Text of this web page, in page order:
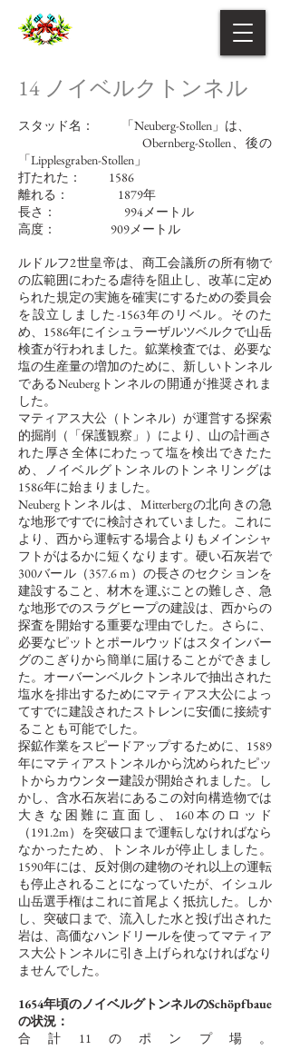
14 ノイベルクトンネル
スタッド名：
「Neuberg-Stollen」は、
Obernberg-Stollen、後の
「Lipplesgraben-Stollen」
打たれた：
1586
離れる：
1879年
長さ：
994メートル
高度：
909メートル
ルドルフ2世皇帝は、商工会議所の所有物で
の広範囲にわたる虐待を阻止し、改革に定め
られた規定の実施を確実にするための委員会
を設立しました-1563年のリベル。そのた
め、1586年にイシュラーザルツベルクで山岳
検査が行われました。鉱業検査では、必要な
塩の生産量の増加のために、新しいトンネル
であるNeubergトンネルの開通が推奨されま
した。
マティアス大公（トンネル）が運営する探索
的掘削（「保護観察」）により、山の計画さ
れた厚さ全体にわたって塩を検出できたた
め、ノイベルグトンネルのトンネリングは
1586年に始まりました。
Neubergトンネルは、Mitterbergの北向きの急
な地形ですでに検討されていました。これに
より、西から運転する場合よりもメインシャ
フトがはるかに短くなります。硬い石灰岩で
300バール（357.6 m）の長さのセクションを
建設すること、材木を運ぶことの難しさ、急
な地形でのスラグヒープの建設は、西からの
探査を開始する重要な理由でした。さらに、
必要なピットとポールウッドはスタインバー
グのこぎりから簡単に届けることができまし
た。オーバーンベルクトンネルで抽出された
塩水を排出するためにマティアス大公によっ
てすでに建設されたストレンに安価に接続す
ることも可能でした。
探鉱作業をスピードアップするために、1589
年にマティアストンネルから沈められたピッ
トからカウンター建設が開始されました。し
かし、含水石灰岩にあるこの対向構造物では
大きな困難に直面し、160本のロッド
（191.2m）を突破口まで運転しなければなら
なかったため、トンネルが停止しました。
1590年には、反対側の建物のそれ以上の運転
も停止されることになっていたが、イシュル
山岳選手権はこれに首尾よく抵抗した。しか
し、突破口まで、流入した水と投げ出された
岩は、高価なハンドリールを使ってマティア
ス大公トンネルに引き上げられなければなり
ませんでした。
1654年頃のノイベルグトンネルのSchöpfbaue
の状況：
合計11のポンプ場。